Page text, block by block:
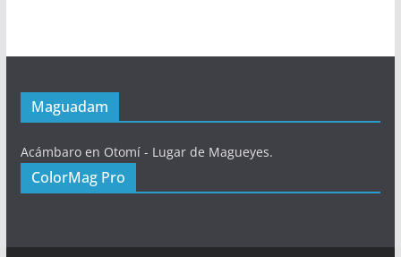
Maguadam
Acámbaro en Otomí - Lugar de Magueyes.
ColorMag Pro